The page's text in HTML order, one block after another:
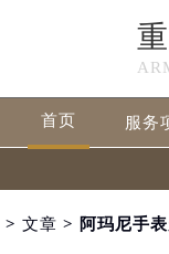
首页 服务
> 文章 > 阿玛尼手